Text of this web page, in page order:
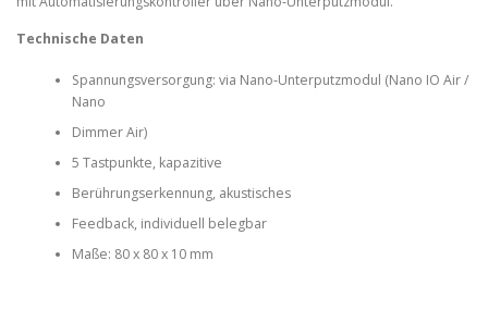
Technische Daten
Spannungsversorgung: via Nano‑Unterputzmodul (Nano IO Air /
Nano
Dimmer Air)
5 Tastpunkte, kapazitive
Berührungserkennung, akustisches
Feedback, individuell belegbar
Maße: 80 x 80 x 10 mm